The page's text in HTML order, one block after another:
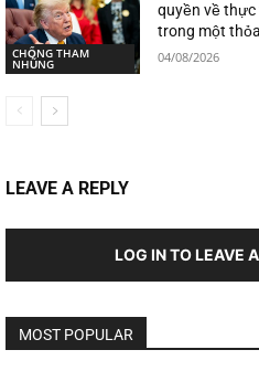
CHỐNG THAM
NHŨNG
quyền về
trong một
04/08/2026
LEAVE A REPLY
LOG IN TO LEAVE
MOST POPULAR